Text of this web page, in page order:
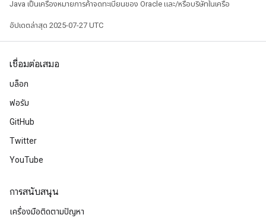
Java เป็นเครื่องหมายการค้าจดทะเบียนของ Oracle และ/หรือบริษัทในเครือ
อัปเดตล่าสุด 2025-07-27 UTC
เชื่อมต่อเสมอ
บล็อก
ฟอรัม
GitHub
Twitter
YouTube
การสนับสนุน
เครื่องมือติดตามปัญหา